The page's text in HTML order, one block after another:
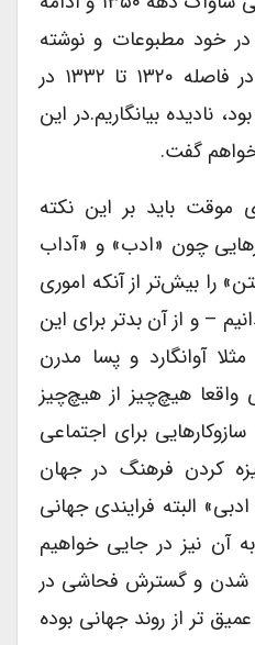
خود مطبوعات و نوشته
های روشنفکرانه به ویژه در فاصله ۱۳۲۰ تا ۱۳۳۲ در
نادیده بیانگاریم.در این
گفت.
باید بر این نکته
چون «ادب» و «آداب
را بیش‌تر از آنکه اموری
– و از آن بدتر برای این
آوانگارد و پسا مدرن
هیچ‌چیز از هیچ‌چیز
برای اجتماعی
کردن فرهنگ در جهان
البته فرایندی جهانی
آن نیز در جایی خواهیم
شدن و گسترش فحاشی در
تر از روند جهانی بوده